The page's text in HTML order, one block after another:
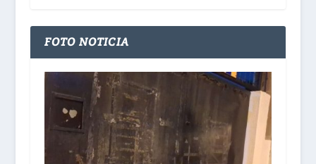
FOTO NOTICIA